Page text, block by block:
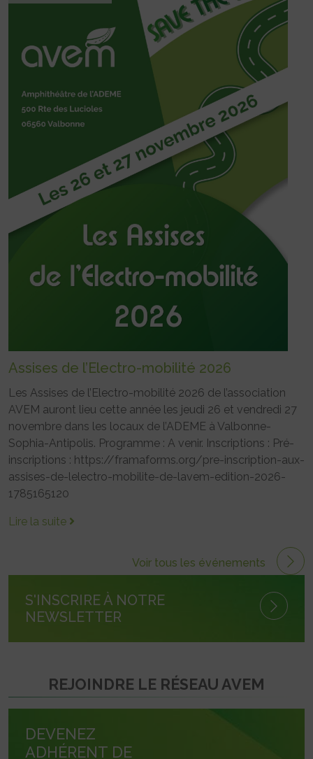
Assises de l’Electro-mobilité 2026
Les Assises de l’Electro-mobilité 2026 de l’association
AVEM auront lieu cette année les jeudi 26 et vendredi 27
novembre dans les locaux de l’ADEME à Valbonne-
Sophia-Antipolis. Programme : A venir. Inscriptions : Pré-
inscriptions : https://framaforms.org/pre-inscription-aux-
assises-de-lelectro-mobilite-de-lavem-edition-2026-
1785165120
Lire la suite
Voir tous les événements
S'INSCRIRE À NOTRE
NEWSLETTER
REJOINDRE LE RÉSEAU AVEM
DEVENEZ
ADHÉRENT DE